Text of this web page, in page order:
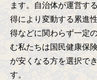
ます。自治体が運営す
得により変動する累進
得などに関わらず一定
む私たちは国民健康保
が安くなる方を選択で
す。